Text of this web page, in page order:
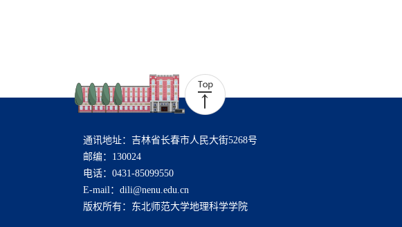
通讯地址：吉林省长春市人民大街5268号
邮编：130024
电话：0431-85099550
E-mail：dili@nenu.edu.cn
版权所有：东北师范大学地理科学学院